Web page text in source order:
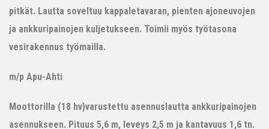
pitkät. Lautta soveltuu kappaletavaran, pienten ajoneuvojen
ja ankkuripainojen kuljetukseen. Toimii myös työtasona
vesirakennus työmailla.
m/p Apu-Ahti
Moottorilla (18 hv)varustettu asennuslautta ankkuripainojen
asennukseen. Pituus 5,6 m, leveys 2,5 m ja kantavuus 1,6 tn.